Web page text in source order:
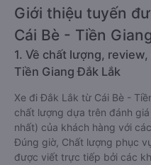
Giới thiệu tuyến
Cái Bè - Tiền
1. Về chất lượng,
Tiền Giang Đắk Lắk
Xe đi Đắk Lắk từ Cái Bè -
chất lượng dựa trên đánh
nhất) của khách hàng với
Đúng giờ, Chất lượng phục
được viết trực tiếp bởi các